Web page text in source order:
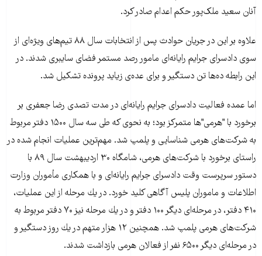
آنان سعید ملک‌پور حكم اعدام صادر كرد.
علاوه بر این در جریان حوادث پس از انتخابات سال ۸۸ تیم‌های ویژه‌ای از
سوی دادسرای جرایم رایانه‌ای مامور رصد مستمر فضای سایبری شدند. در
این رابطه ده‌ها تن دستگیر و برای عده‌‌ی زیاید پرونده تشکیل شد.
اما عمده فعالیت دادسرای جرایم رایانه‌ای در مدت تصدی رضا جعفری بر
برخورد با "هرمی"‌ها متمركز بود؛ به نحوی كه طی سه سال ۱۵۰۰ دفتر مربوط
به شركت‌های هرمی شناسایی و پلمپ شد. مهم‌ترین عملیات انجام شده در
راستای برخورد با شركت‌های هرمی، شامگاه ۳۰ اردیبهشت سال ۸۹ با
دستور سرپرست وقت دادسرای جرایم رایانه‌ای و با همكاری مأموران وزارت
اطلاعات و ماموران پلیس آگاهی كلید خورد. در یك مرحله از این عملیات،
۴۱۰ دفتر، در مرحله‌ای دیگر ۱۰۰ دفتر و در یك مرحله نیز ۷۰ دفتر مربوط به
شركت‌های هرمی پلمپ شد. همچنین ۱۲ هزار متهم در یك روز دستگیر و
در مرحله‌ای دیگر ۶۵۰۰ نفر از فعالان هرمی بازداشت شدند.